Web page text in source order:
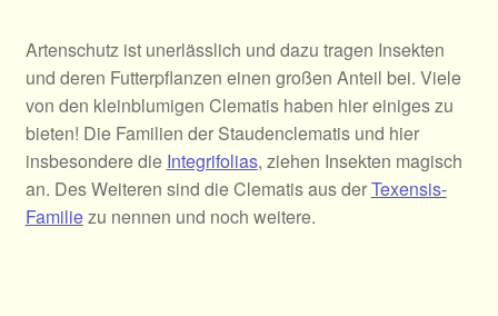
Artenschutz ist unerlässlich und dazu tragen Insekten
und deren Futterpflanzen einen großen Anteil bei. Viele
von den kleinblumigen Clematis haben hier einiges zu
bieten! Die Familien der Staudenclematis und hier
insbesondere die Integrifolias, ziehen Insekten magisch
an. Des Weiteren sind die Clematis aus derTexensis-
Familiezu nennen und noch weitere.